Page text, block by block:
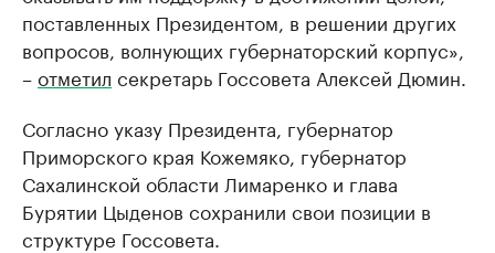
поставленных Президентом, в решении других
вопросов, волнующих губернаторский корпус»,
–отметил секретарь Госсовета Алексей Дюмин.
Согласно указу Президента, губернатор
Приморского края Кожемяко, губернатор
Сахалинской области Лимаренко и глава
Бурятии Цыденов сохранили свои позиции в
структуре Госсовета.